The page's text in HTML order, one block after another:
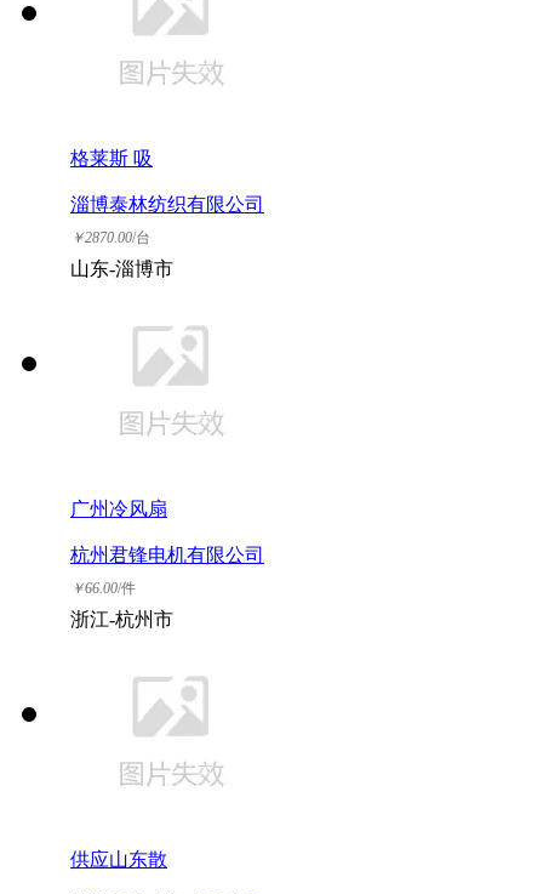
格莱斯 吸
淄博泰林纺织有限公司
￥2870.00/台
山东-淄博市
广州冷风扇
杭州君锋电机有限公司
￥66.00/件
浙江-杭州市
供应山东散